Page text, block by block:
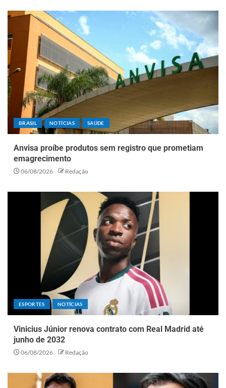
BRASIL NOTÍCIAS SAÚDE
Anvisa proíbe produtos sem registro que prometiam
emagrecimento
06/08/2026 Redação
ESPORTES NOTÍCIAS
Vinicius Júnior renova contrato com Real Madrid até
junho de 2032
06/08/2026 Redação